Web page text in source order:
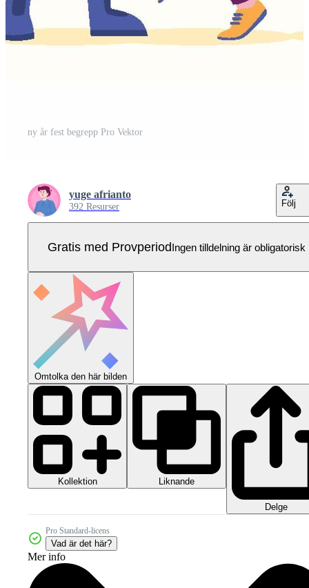
ny år fest begrepp Pro Vektor
yuge afrianto
392 Resurser Följ
Gratis med ProvperiodIngen tilldelning är obligatorisk
Omtolka den här bilden
Kollektion Liknande
Delge
Pro Standard-licens
Vad är det här?
Mer info